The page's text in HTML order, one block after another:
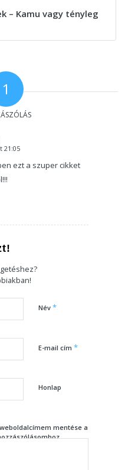
– Kamu vagy tényleg
1
21:05
ezt a szuper cikket
Név *
E-mail cím *
Honlap
mentése a